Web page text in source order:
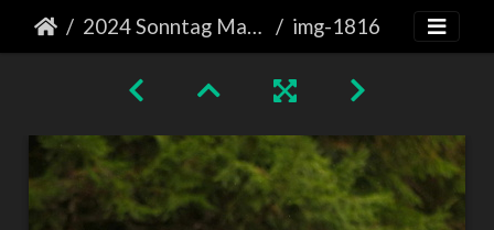
2024 Sonntag Marathon img-1816